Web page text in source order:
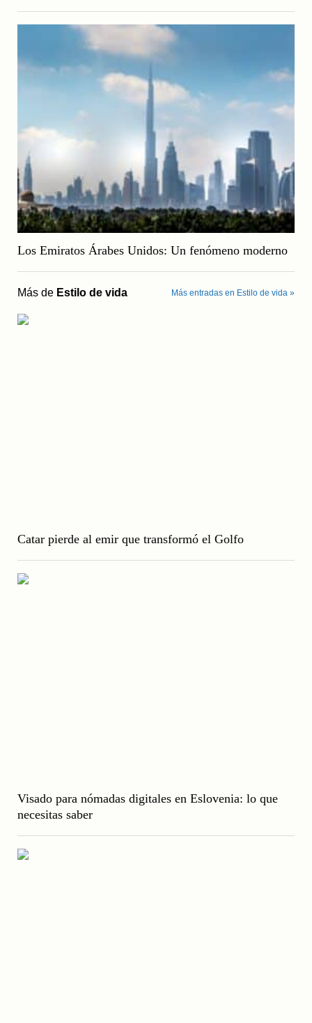
Los Emiratos Árabes Unidos: Un fenómeno moderno
Más de Estilo de vida Más entradas en Estilo de vida »
Catar pierde al emir que transformó el Golfo
Visado para nómadas digitales en Eslovenia: lo que
necesitas saber